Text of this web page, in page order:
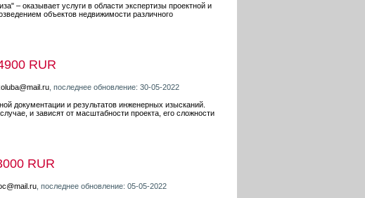
– оказывает услуги в области экспертизы проектной и
объектов недвижимости различного
RUR
, последнее обновление: 30-05-2022
документации и результатов инженерных изысканий.
и зависят от масштабности проекта, его сложности
RUR
, последнее обновление: 05-05-2022